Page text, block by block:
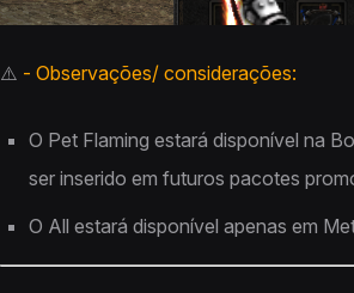
⚠️ - Observações/ considerações:
O Pet Flaming estará disponível na
ser inserido em futuros pacotes
O All estará disponível apenas em